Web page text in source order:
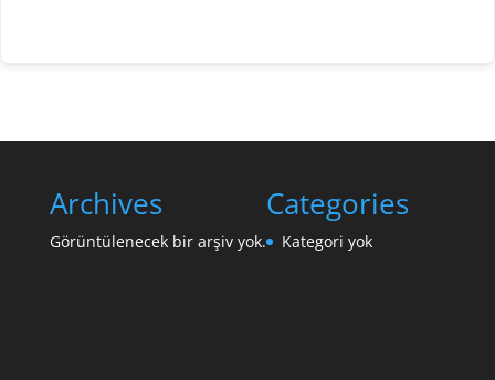
Archives
Görüntülenecek bir arşiv yok.
Categories
Kategori yok